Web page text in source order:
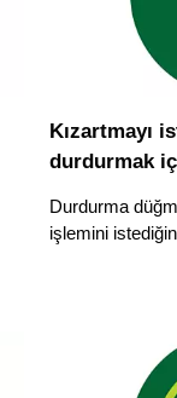
Kızartmayı
durdurmak
Durdurma
işlemini